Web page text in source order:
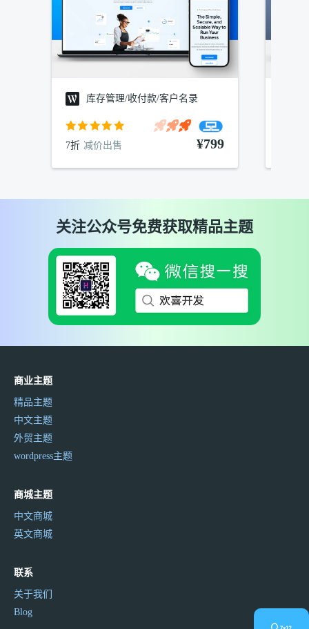
库存管理/收付款/客户名录
7折 减价出售 ¥799
关注公众号免费获取精品主题
商业主题
精品主题
中文主题
外贸主题
wordpress主题
商城主题
中文商城
英文商城
联系
关于我们
Blog